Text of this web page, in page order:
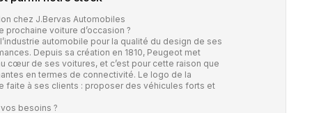
chez J.Bervas Automobiles
voiture d’occasion ?
automobile pour la qualité du design de ses
Depuis sa création en 1810, Peugeot met
cœur de ses voitures, et c’est pour cette raison que
en termes de connectivité. Le logo de la
faite à ses clients : proposer des véhicules forts et
besoins ?